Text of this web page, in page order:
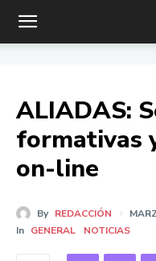
ALIADAS:
formativas
on-line
By REDACCIÓN
In GENERAL NOTICIAS